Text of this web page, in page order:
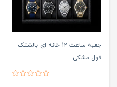
جعبه ساعت 12 خانه ای بالشتک
فول مشکی